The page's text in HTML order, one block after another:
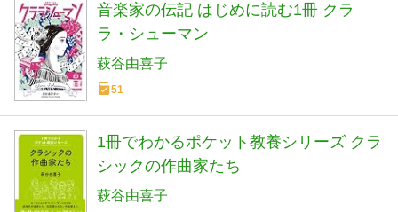
音楽家の伝記 はじめに読む1冊 クラ
ラ・シューマン
萩谷由喜子
51
1冊でわかるポケット教養シリーズ クラ
シックの作曲家たち
萩谷由喜子